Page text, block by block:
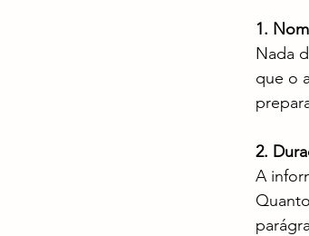
1.
Nada
que o
2.
A